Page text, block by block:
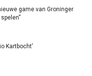
game van Groninger
Kartbocht’